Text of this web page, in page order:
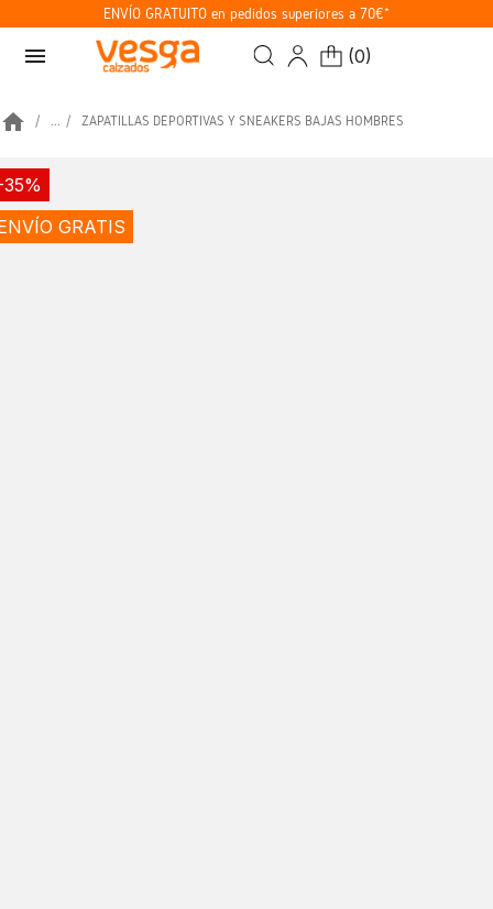
ENVÍO GRATUITO en pedidos superiores a 70€*
menu (0)
home ... ZAPATILLAS DEPORTIVAS Y SNEAKERS BAJAS HOMBRES
GRATIS